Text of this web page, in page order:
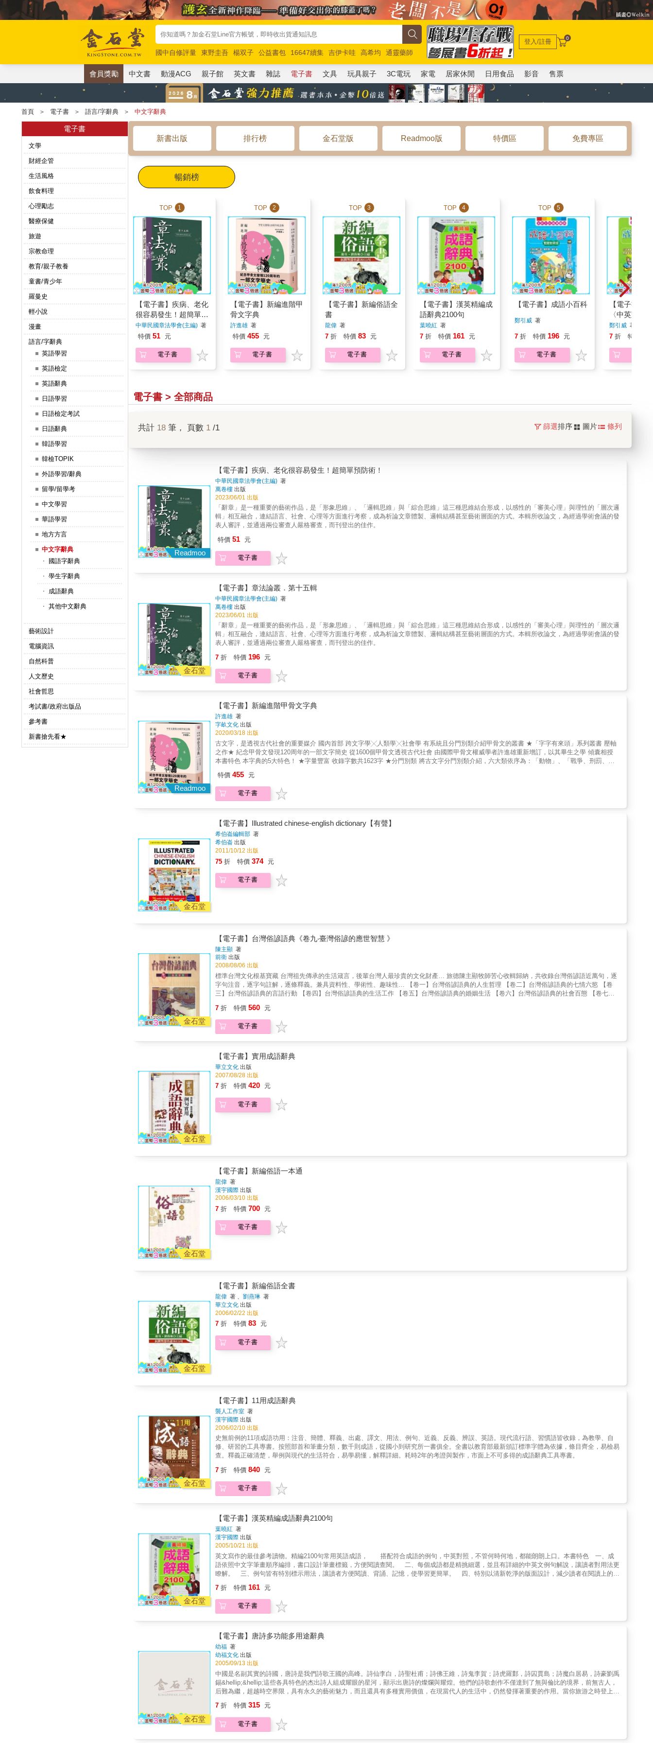
國中自修評量 東野圭吾 楊双子 公益書包 16647續集 吉伊卡哇 高希均
通靈藥師
唯紅花綻放
奧德賽 路邊攤新作 馬斯克 玩具總動員5 超慢跑
登入/註冊 0
會員獎勵 中文書 動漫ACG 親子館 英文書 雜誌 電子書 文具 玩具親子 3C電玩 家電 居家休閒 日用食品 影音 售票
首頁 ＞ 電子書 ＞ 語言/字辭典 ＞ 中文字辭典
電子書
文學
財經企管
生活風格
飲食料理
心理勵志
醫療保健
旅遊
宗教命理
教育/親子教養
童書/青少年
羅曼史
輕小說
漫畫
語言/字辭典
英語學習
英語檢定
英語辭典
日語學習
日語檢定考試
日語辭典
韓語學習
韓檢TOPIK
外語學習/辭典
留學/留學考
中文學習
華語學習
地方方言
中文字辭典
國語字辭典
學生字辭典
成語辭典
其他中文辭典
藝術設計
電腦資訊
自然科普
人文歷史
社會哲思
考試書/政府出版品
參考書
新書搶先看★
新書出版 排行榜 金石堂版 Readmoo版 特價區 免費專區
暢銷榜
TOP 1
【電子書】疾病、老化
很容易發生！超簡單預
防術！
中華民國章法學會(主編)著
特價 51 元
電子書
TOP 2
【電子書】新編進階甲
骨文字典
許進雄著
特價 455 元
電子書
TOP 3
【電子書】新編俗語全
書
龍偉著
7 折 特價 83 元
電子書
TOP 4
【電子書】漢英精編成
語辭典2100句
葉曉紅 著
7 折 特價 161 元
電子書
TOP 5
【電子書】成語小百科
鄭引威著
7 折 特價 196 元
電子書
【電子書】
〈中英對照
鄭引威著
7 折 特價
電子書 > 全部商品
共計 18 筆， 頁數 1 /1 篩選排序 圖片 條列
Readmoo
【電子書】疾病、老化很容易發生！超簡單預防術！
中華民國章法學會(主編) 著
萬卷樓 出版
2023/06/01 出版
「辭章」是一種重要的藝術作品，是「形象思維」、「邏輯思維」與「綜合思維」這三種思維結合形成，以感性的「審美心理」與理性的「層次邏
輯」相互融合，連結語言、社會、心理等方面進行考察，成為析論文章體製、邏輯結構甚至藝術層面的方式。本輯所收論文，為經過學術會議的發
表人審評，並通過兩位審查人嚴格審查，而刊登出的佳作。
特價 51 元
電子書
金石堂
【電子書】章法論叢．第十五輯
中華民國章法學會(主編) 著
萬卷樓 出版
2023/06/01 出版
「辭章」是一種重要的藝術作品，是「形象思維」、「邏輯思維」與「綜合思維」這三種思維結合形成，以感性的「審美心理」與理性的「層次邏
輯」相互融合，連結語言、社會、心理等方面進行考察，成為析論文章體製、邏輯結構甚至藝術層面的方式。本輯所收論文，為經過學術會議的發
表人審評，並通過兩位審查人嚴格審查，而刊登出的佳作。
7 折 特價 196 元
電子書
Readmoo
【電子書】新編進階甲骨文字典
許進雄 著
字畝文化 出版
2020/03/18 出版
古文字，是透視古代社會的重要媒介 國內首部 跨文字學╳人類學╳社會學 有系統且分門別類介紹甲骨文的叢書 ★「字字有來頭」系列叢書 壓軸
之作★ 紀念甲骨文發現120周年的一部文字簡史 從1600個甲骨文透視古代社會 由國際甲骨文權威學者許進雄重新增訂，以其畢生之學 傾囊相授
本書特色 本字典的5大特色！ ★字量豐富 收錄字數共1623字 ★分門別類 將古文字分門別類介紹，六大類依序為：「動物」、「戰爭、刑罰、政
介紹造字創意、字形解析、意義說明 ★精選字形 同個古文字常有多種字形，本書精選最具代表性的早期字形，包括甲骨文、金文或小篆字形 ★檢
索便利 可用主題式查找，或依漢語拼音、總筆畫檢索
特價 455 元
電子書
金石堂
【電子書】Illustrated chinese-english dictionary【有聲】
希伯崙編輯部 著
希伯崙 出版
2011/10/12 出版
75 折 特價 374 元
電子書
金石堂
【電子書】台灣俗諺語典《卷九‧臺灣俗諺的應世智慧 》
陳主顯 著
前衛 出版
2008/08/06 出版
標準台灣文化根基寶藏 台灣祖先傳承的生活箴言，後輩台灣人最珍貴的文化財產… 旅德陳主顯牧師苦心收輯歸納，共收錄台灣俗諺語近萬句，逐
字句注音，逐字句註解，逐條釋義。兼具資料性、學術性、趣味性… 【卷一】台灣俗諺語典的人生哲理 【卷二】台灣俗諺語典的七情六慾 【卷
三】台灣俗諺語典的言語行動 【卷四】台灣俗諺語典的生活工作 【卷五】台灣俗諺語典的婚姻生活 【卷六】台灣俗諺語典的社會百態 【卷七】
7 折 特價 560 元
電子書
金石堂
【電子書】實用成語辭典
華立文化 出版
2007/08/28 出版
7 折 特價 420 元
電子書
金石堂
【電子書】新編俗語一本通
龍偉 著
漢宇國際 出版
2006/03/10 出版
7 折 特價 700 元
電子書
金石堂
【電子書】新編俗語全書
龍偉 著 、劉燕琳 著
華立文化 出版
2006/02/22 出版
7 折 特價 83 元
電子書
金石堂
【電子書】11用成語辭典
襲人工作室 著
漢宇國際 出版
2006/02/10 出版
史無前例的11項成語功用：注音、簡體、釋義、出處、譯文、用法、例句、近義、反義、辨誤、英語。現代流行語、習慣語皆收錄，為教學、自
修、研習的工具專書。按照部首和筆畫分類，數千則成語，從國小到研究所一書俱全。全書以教育部最新頒訂標準字體為依據，條目齊全，易檢易
查。釋義正確清楚，舉例與現代的生活符合，易學易懂，解釋詳細。耗時2年的考證與製作，市面上不可多得的成語辭典工具專書。
7 折 特價 840 元
電子書
金石堂
【電子書】漢英精編成語辭典2100句
葉曉紅 著
漢宇國際 出版
2005/10/21 出版
英文寫作的最佳參考讀物。精編2100句常用英語成語， 搭配符合成語的例句，中英對照，不管何時何地，都能朗朗上口。本書特色 一、成
語依照中文字筆畫順序編排，書口設計筆畫標籤，方便閱讀查閱。 二、每個成語都是精挑細選，並且有詳細的中英文例句解說，讓讀者對用法更
瞭解。 三、例句皆有特別標示用法，讓讀者方便閱讀、背誦、記憶，使學習更簡單。 四、特別以清新乾淨的版面設計，減少讀者在閱讀上的視
備工具辭典。 七、全文以高級紙材印刷，雙色系列編排，顯現優美質感。
7 折 特價 161 元
電子書
金石堂
【電子書】唐詩多功能多用途辭典
幼福 著
幼福文化 出版
2005/09/13 出版
中國是名副其實的詩國，唐詩是我們詩歌王國的高峰。詩仙李白，詩聖杜甫；詩佛王維，詩鬼李賀；詩虎羅鄴，詩囚賈島；詩魔白居易，詩豪劉禹
錫&hellip;&hellip;這些各具特色的杰出詩人組成耀眼的星河，顯示出唐詩的燦爛與耀煌。他們的詩歌創作不僅達到了無與倫比的境界，前無古人，
后難為繼，超越時空界限，具有永久的藝術魅力，而且還具有多種實用價值，在現當代人的生活中，仍然發揮著重要的作用。當你旅游之時登上泰
然有凌云之氣；當你面對佳肴的時候，有人對你吟誦白居易的詩句「晚來天欲雪，能飲一杯無」，你定會酒興大增；當你酒酣耳熱之時，再想想
「李白一斗詩百篇，長安市上酒安眠。天子呼來不上船，自稱臣是酒中仙」的境界，難道你不會因此而增添幾分瀟酒？當你面對著盛開的牡丹花，
贊嘆之情無以言表的時候，忽然想到劉禹錫「廳前芍葯妖無格，池上芙蕖青少情。惟有牡丹真國色，花開時節動京城」這幾句詩，你馬上會覺得茅
7 折 特價 315 元
電子書